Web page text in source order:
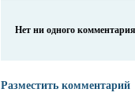
Нет ни одного комментария
Разместить комментарий